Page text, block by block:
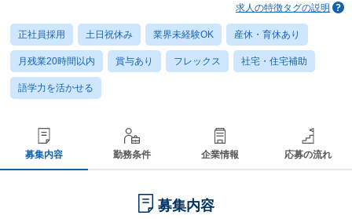
求人の特徴タグの説明
正社員採用 土日祝休み 業界未経験OK 産休・育休あり
月残業20時間以内 賞与あり フレックス 社宅・住宅補助
語学力を活かせる
募集内容 勤務条件 企業情報 応募の流れ
募集内容